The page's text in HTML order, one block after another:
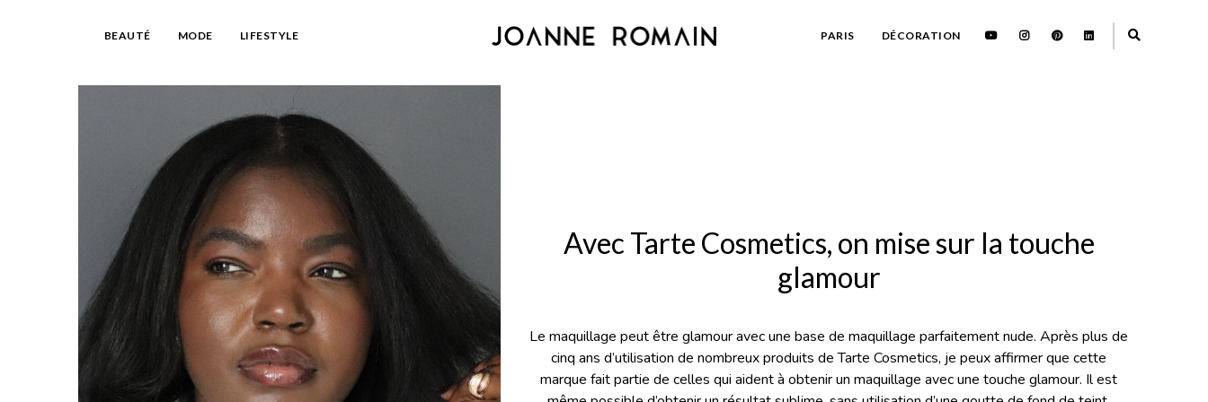
BEAUTÉ MODE LIFESTYLE PARIS DÉCORATION
Avec Tarte Cosmetics, on mise sur la touche
glamour
Le maquillage peut être glamour avec une base de maquillage parfaitement nude. Après plus de
cinq ans d’utilisation de nombreux produits de Tarte Cosmetics, je peux affirmer que cette
marque fait partie de celles qui aident à obtenir un maquillage avec une touche glamour. Il est